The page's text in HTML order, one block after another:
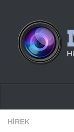
Hírek
HÍREK